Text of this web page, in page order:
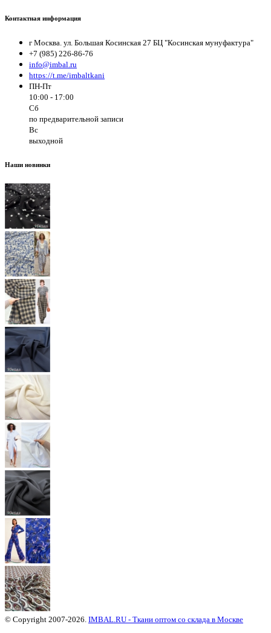
Контактная информация
г Москва. ул. Большая Косинская 27 БЦ "Косинская мунуфактура"
+7 (985) 226-86-76
info@imbal.ru
https://t.me/imbaltkani
ПН-Пт
10:00 - 17:00
Сб
по предварительной записи
Вс
выходной
Наши новинки
© Copyright 2007-2026. IMBAL.RU - Ткани оптом со склада в Москве